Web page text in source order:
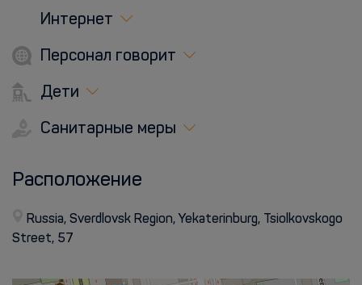
Интернет
Персонал говорит
Дети
Санитарные меры
Расположение
Russia, Sverdlovsk Region, Yekaterinburg, Tsiolkovskogo
Street, 57